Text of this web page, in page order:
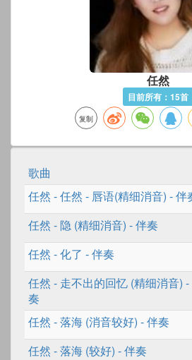
任然
目前所有：15首
复制
歌曲
任然 -任然 - 唇语(精细消音) - 伴
任然 -隐 (精细消音) - 伴奏
任然 -化了 - 伴奏
任然 - 走不出的回忆 (精细消音) -
奏
任然 -落海 (消音较好) - 伴奏
任然 -落海 (较好) - 伴奏